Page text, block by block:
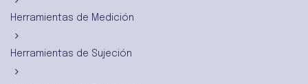
Herramientas de Medición
Herramientas de Sujeción